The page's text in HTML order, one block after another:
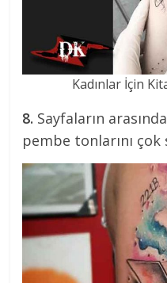
Kadınlar İçin
8. Sayfaların
pembe tonlarını çok